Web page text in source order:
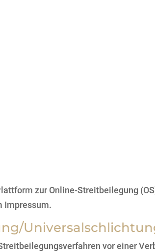
zur Online-Streitbeilegung
Impressum.
vor einer